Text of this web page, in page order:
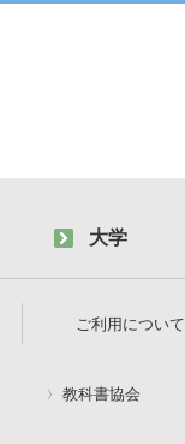
大学
ご利用について
教科書協会